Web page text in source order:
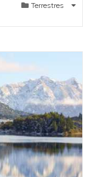
Terrestres